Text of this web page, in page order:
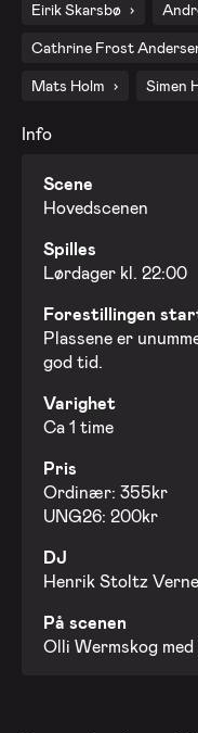
Eirik Skarsbø
Cathrine Frost
Mats Holm Simen
Info
Scene
Hovedscenen
Spilles
Lørdager kl. 22:00
Forestillingen
Plassene er
god tid.
Varighet
Ca 1 time
Pris
Ordinær: 355kr
UNG26: 200kr
DJ
Henrik Stoltz
På scenen
Olli Wermskog